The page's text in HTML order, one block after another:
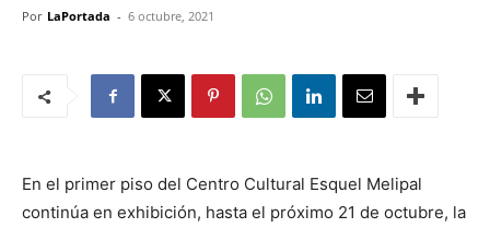
Por LaPortada - 6 octubre, 2021
En el primer piso del Centro Cultural Esquel Melipal
continúa en exhibición, hasta el próximo 21 de octubre, la